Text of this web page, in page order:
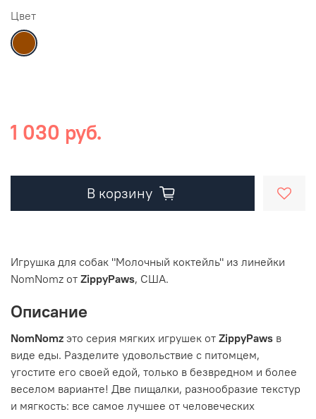
Цвет
1 030 руб.
В корзину
Игрушка для собак "Молочный коктейль" из линейки
NomNomz от ZippyPaws, США.
Описание
NomNomz это серия мягких игрушек от ZippyPaws в
виде еды. Разделите удовольствие с питомцем,
угостите его своей едой, только в безвредном и более
веселом варианте! Две пищалки, разнообразие текстур
и мягкость: все самое лучшее от человеческих